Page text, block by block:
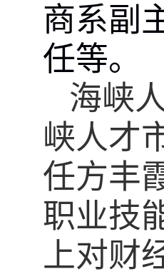
商系副
任等。
海峡
峡人才
任方丰
职业技
上对财